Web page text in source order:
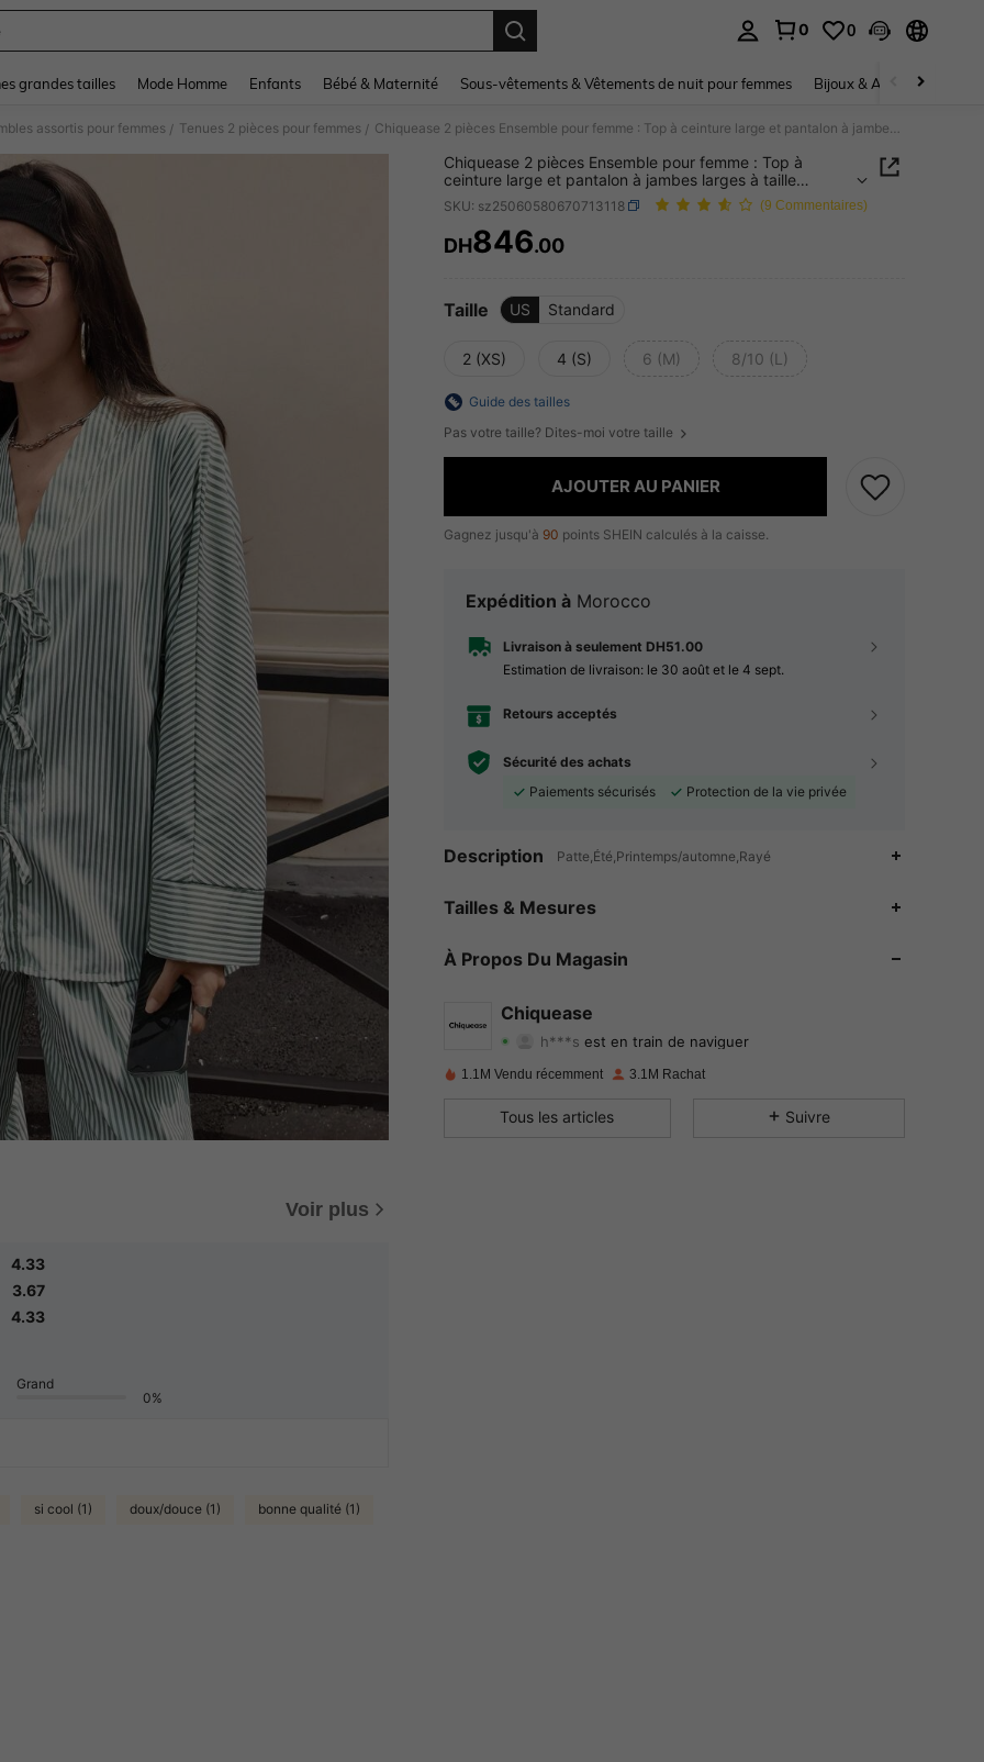
0 0
grandes tailles Mode Homme Enfants Bébé & Maternité Sous-vêtements & Vêtements de nuit pour femmes Bijoux & Accessoires pour
assortis pour femmes / Tenues 2 pièces pour femmes / Chiquease 2 pièces Ensemble pour femme : Top à ceinture large et pantalon à jambes larges à taille élastique
Voir plus
4.33
3.67
4.33
Grand
0%
si cool (1) doux/douce (1) bonne qualité (1)
Chiquease 2 pièces Ensemble pour femme : Top à
ceinture large et pantalon à jambes larges à taille
élastique
SKU: sz25060580670713118 (9 Commentaires)
PRICE AND AVAILABILITY
DH846.00
Taille US Standard
2 (XS) 4 (S) 6 (M) 8/10 (L)
Guide des tailles
Pas votre taille? Dites-moi votre taille
AJOUTER AU PANIER
Gagnez jusqu'à 90 points SHEIN calculés à la caisse.
Expédition à Morocco
Livraison à seulement DH51.00
Estimation de livraison: le 30 août et le 4 sept.
Retours acceptés
Sécurité des achats
Paiements sécurisés
Protection de la vie privée
Description Patte,Été,Printemps/automne,Rayé
Tailles & Mesures
À Propos Du Magasin
Chiquease
4.91 Evaluation 6.2KArticles 287K
1.1M Vendu récemment 3.1M Rachat
Tous les articles Suivre